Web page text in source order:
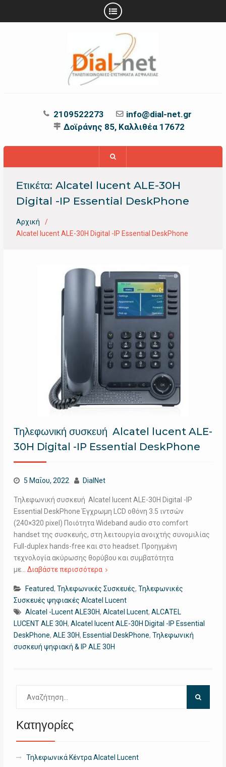
2109522273
info@dial-net.gr
Δοϊράνης 85, Καλλιθέα 17672
Ετικέτα: Alcatel lucent ALE-30H
Digital -IP Essential DeskPhone
Αρχική
Alcatel lucent ALE-30H Digital -IP Essential DeskPhone
Τηλεφωνική συσκευή Alcatel lucent ALE-
30H Digital -IP Essential DeskPhone
5 Μαΐου, 2022 DialNet
Τηλεφωνική συσκευή Alcatel lucent ALE-30H Digital -IP
Essential DeskPhone Έγχρωμη LCD οθόνη 3.5 ιντσών
(240×320 pixel) Ποιότητα Wideband audio στο comfort
handset της συσκευής, στη λειτουργία ανοιχτής συνομιλίας
Full-duplex hands-free και στο headset. Προηγμένη
τεχνολογία ακύρωσης θορύβου και συμβατότητα
με… Διαβάστε περισσότερα
Featured, Τηλεφωνικές Συσκευές, Τηλεφωνικές
Συσκευές ψηφιακές Alcatel Lucent
Alcatel -Lucent ALE30H, Alcatel Lucent, ALCATEL
LUCENT ALE 30H, Alcatel lucent ALE-30H Digital -IP Essential
DeskPhone, ALE 30H, Essential DeskPhone, Τηλεφωνική
συσκευή ψηφιακή & IP ALE 30H
για:
Κατηγορίες
Τηλεφωνικά Κέντρα Alcatel Lucent